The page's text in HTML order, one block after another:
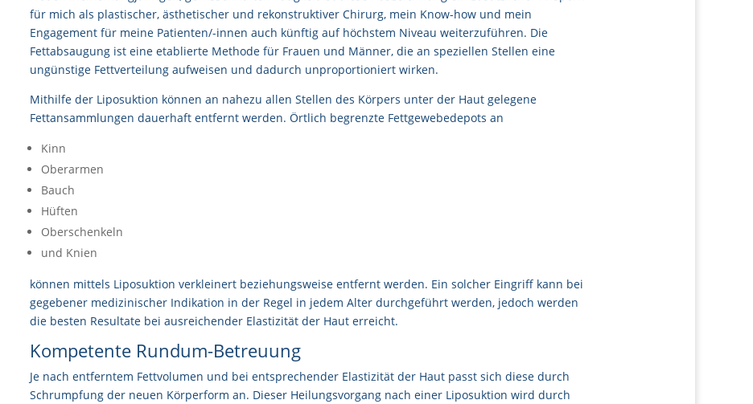
für mich als plastischer, ästhetischer und rekonstruktiver Chirurg, mein Know-how und mein
Engagement für meine Patienten/-innen auch künftig auf höchstem Niveau weiterzuführen. Die
Fettabsaugung ist eine etablierte Methode für Frauen und Männer, die an speziellen Stellen eine
ungünstige Fettverteilung aufweisen und dadurch unproportioniert wirken.
Mithilfe der Liposuktion können an nahezu allen Stellen des Körpers unter der Haut gelegene
Fettansammlungen dauerhaft entfernt werden. Örtlich begrenzte Fettgewebedepots an
Kinn
Oberarmen
Bauch
Hüften
Oberschenkeln
und Knien
können mittels Liposuktion verkleinert beziehungsweise entfernt werden. Ein solcher Eingriff kann bei
gegebener medizinischer Indikation in der Regel in jedem Alter durchgeführt werden, jedoch werden
die besten Resultate bei ausreichender Elastizität der Haut erreicht.
Kompetente Rundum-Betreuung
Je nach entferntem Fettvolumen und bei entsprechender Elastizität der Haut passt sich diese durch
Schrumpfung der neuen Körperform an. Dieser Heilungsvorgang nach einer Liposuktion wird durch